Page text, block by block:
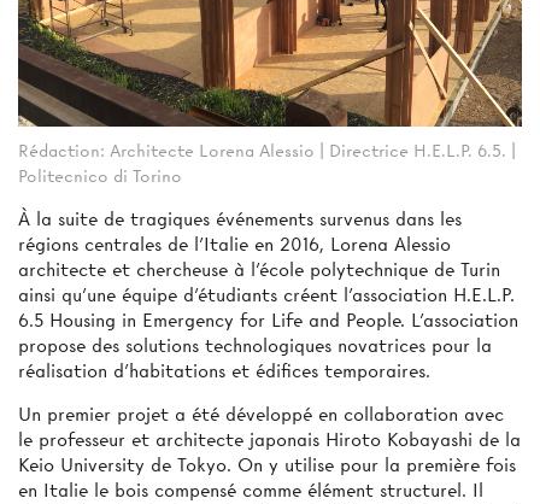
Rédaction: Architecte Lorena Alessio | Directrice H.E.L.P. 6.5. |
Politecnico di Torino
À la suite de tragiques événements survenus dans les
régions centrales de l’Italie en 2016, Lorena Alessio
architecte et chercheuse à l'école polytechnique de Turin
ainsi qu’une équipe d’étudiants créent l’association H.E.L.P.
6.5 Housing in Emergency for Life and People. L’association
propose des solutions technologiques novatrices pour la
réalisation d’habitations et édifices temporaires.
Un premier projet a été développé en collaboration avec
le professeur et architecte japonais Hiroto Kobayashi de la
Keio University de Tokyo. On y utilise pour la première fois
en Italie le bois compensé comme élément structurel. Il